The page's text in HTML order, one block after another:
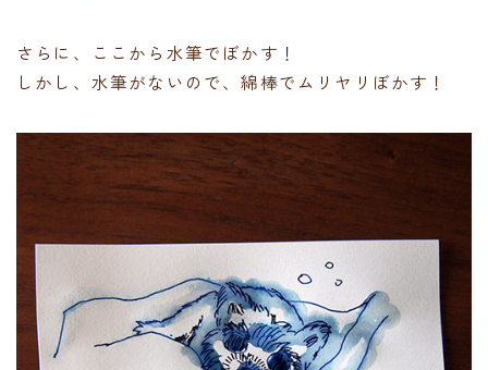
さらに、ここから水筆でぼかす！
しかし、水筆がないので、綿棒でムリヤリぼかす！